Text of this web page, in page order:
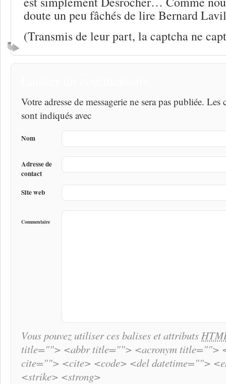
doute un peu fâchés de lire Bernard
(Transmis de leur part, la captcha ne
Votre adresse de messagerie ne sera pas publiée.
sont indiqués avec
Nom
Adresse de
contact
Site web
Commentaire
Vous pouvez utiliser ces balises et attributs
title=""> <abbr title=""> <acronym title="">
cite=""> <cite> <code> <del datetime="">
<strike> <strong>